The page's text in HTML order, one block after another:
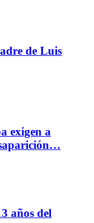
de Luis
exigen a
años del